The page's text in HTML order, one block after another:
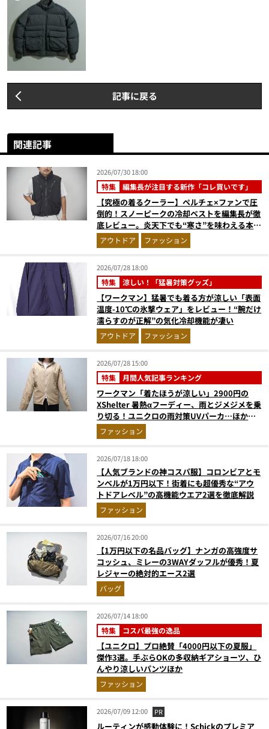
記事に戻る
関連記事
2026/07/30 18:00
特集 編集長が注目する新作「コレ買いです」
【究極の着るクーラー】ペルチェ×ファンで圧
倒的！スノーピークの冷却ベストを編集長が徹
底レビュー。炎天下でも“寒さ”を味わえる本気
のギア『コレ買いです』Vol.172
アウトドア ファッション
2026/07/28 18:00
特集 涼しい！「猛暑対策グッズ」
【ワークマン】猛暑でも着る方が涼しい「表面
温度-10℃の氷撃ウェア」をレビュー！“腕だけ
濡らすのが正解”の気化冷却機能が凄い
アウトドア ファッション
2026/07/28 15:00
特集 月間人気記事ランキング
ワークマン「着たほうが涼しい」2900円の
XShelter 暑熱αフーディー、雨とジメジメを乗
り切る！ユニクロの雨対策UVパーカ…ほか
【アウターの人気記事ランキングベスト3】
（2026年6月版）
ファッション
2026/07/18 18:00
【人気ブランドの神コスパ服】コロンビアとモ
ンベルが1万円以下！街着にも超優秀な“アウ
トドアレベル”の高機能ウエア2選を徹底解説
ファッション
2026/07/16 20:00
【1万円以下の名品バッグ】ナンガの高強度サ
コッシュ、ミレーの3WAYダッフルが優秀！夏
レジャーの絶対的エース2選
バッグ
2026/07/14 18:00
特集 コスパ最強の逸品
【ユニクロ】プロ絶賛「4000円以下の夏服」
傑作3選。手ぶらOKの多収納ギアショーツ、ひ
んやり涼しいパンツほか
ファッション
2026/07/09 12:00 PR
ルーティンが感動体験に！Schickのプレミア